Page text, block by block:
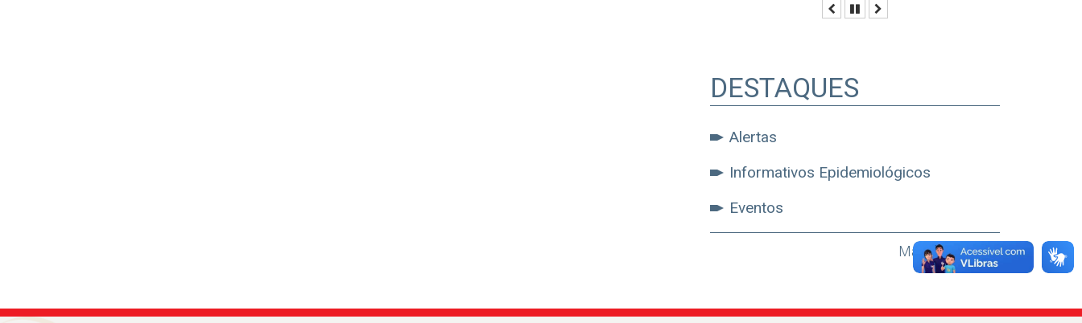
AnteriorPausar
DESTAQUES
Alertas
Informativos Epidemiológicos
Eventos
Mais Destaques